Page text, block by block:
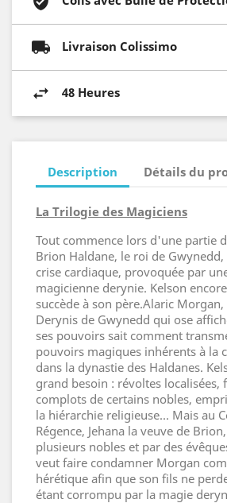
Livraison Colissimo
48 Heures
Description Détails du
La Trilogie des Magiciens
Tout commence lors d'une partie
Brion Haldane, le roi de
crise cardiaque, provoquée par
magicienne derynie. Kelson
succède à son père.Alaric
Derynis de Gwynedd qui ose
ses pouvoirs sait comment
pouvoirs magiques inhérents à la
dans la dynastie des Haldanes.
grand besoin : révoltes localisées,
complots de certains nobles,
la hiérarchie religieuse... Mais au
Régence, Jehana la veuve de
plusieurs nobles et par des
veut faire condamner Morgan
hérétique afin que son fils ne
étant corrompu par la magie